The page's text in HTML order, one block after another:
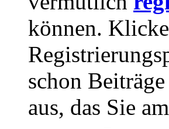
können.
schon
aus, das Sie